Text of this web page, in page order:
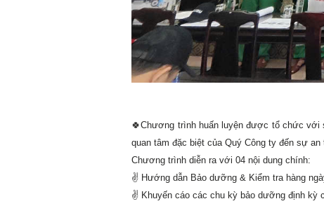
🍀Chương trình huấn luyện được tổ chức
quan tâm đặc biệt của Quý Công ty đến sự an
Chương trình diễn ra với 04 nội dung chính:
✌️ Hướng dẫn Bảo dưỡng & Kiểm tra hàng
✌️ Khuyến cáo các chu kỳ bảo dưỡng định kỳ